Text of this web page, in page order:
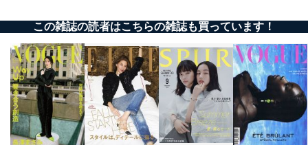
この雑誌の読者はこちらの雑誌も買っています！